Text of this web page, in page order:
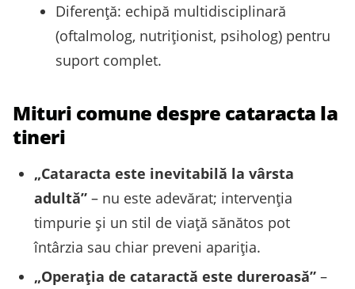
Diferenţă: echipă multidisciplinară
(oftalmolog, nutriţionist, psiholog) pentru
suport complet.
Mituri comune despre cataracta la
tineri
„Cataracta este inevitabilă la vârsta
adultă” – nu este adevărat; intervenţia
timpurie şi un stil de viaţă sănătos pot
întârzia sau chiar preveni apariţia.
„Operaţia de cataractă este dureroasă” –